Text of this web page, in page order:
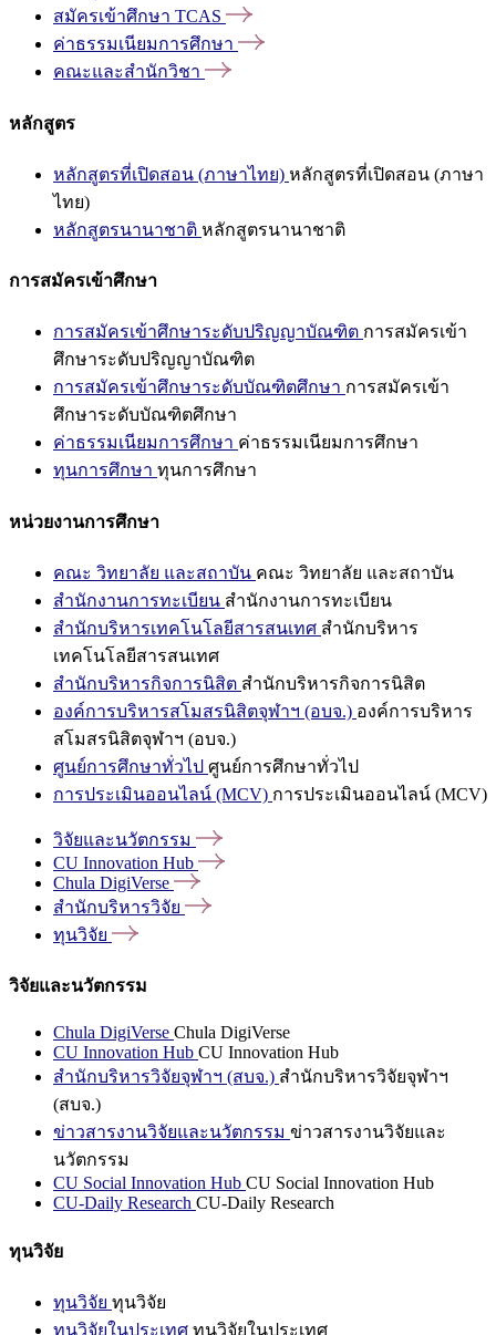
สมัครเข้าศึกษา TCAS
ค่าธรรมเนียมการศึกษา
คณะและสำนักวิชา
หลักสูตร
หลักสูตรที่เปิดสอน (ภาษาไทย) หลักสูตรที่เปิดสอน (ภาษา
ไทย)
หลักสูตรนานาชาติ หลักสูตรนานาชาติ
การสมัครเข้าศึกษา
การสมัครเข้าศึกษาระดับปริญญาบัณฑิต การสมัครเข้า
ศึกษาระดับปริญญาบัณฑิต
การสมัครเข้าศึกษาระดับบัณฑิตศึกษา การสมัครเข้า
ศึกษาระดับบัณฑิตศึกษา
ค่าธรรมเนียมการศึกษา ค่าธรรมเนียมการศึกษา
ทุนการศึกษา ทุนการศึกษา
หน่วยงานการศึกษา
คณะ วิทยาลัย และสถาบัน คณะ วิทยาลัย และสถาบัน
สำนักงานการทะเบียน สำนักงานการทะเบียน
สำนักบริหารเทคโนโลยีสารสนเทศ สำนักบริหาร
เทคโนโลยีสารสนเทศ
สำนักบริหารกิจการนิสิต สำนักบริหารกิจการนิสิต
องค์การบริหารสโมสรนิสิตจุฬาฯ (อบจ.) องค์การบริหาร
สโมสรนิสิตจุฬาฯ (อบจ.)
ศูนย์การศึกษาทั่วไป ศูนย์การศึกษาทั่วไป
การประเมินออนไลน์ (MCV) การประเมินออนไลน์ (MCV)
วิจัยและนวัตกรรม
CU Innovation Hub
Chula DigiVerse
สำนักบริหารวิจัย
ทุนวิจัย
วิจัยและนวัตกรรม
Chula DigiVerse Chula DigiVerse
CU Innovation Hub CU Innovation Hub
สำนักบริหารวิจัยจุฬาฯ (สบจ.) สำนักบริหารวิจัยจุฬาฯ
(สบจ.)
ข่าวสารงานวิจัยและนวัตกรรม ข่าวสารงานวิจัยและ
นวัตกรรม
CU Social Innovation Hub CU Social Innovation Hub
CU-Daily Research CU-Daily Research
ทุนวิจัย
ทุนวิจัย ทุนวิจัย
ทุนวิจัยในประเทศ ทุนวิจัยในประเทศ